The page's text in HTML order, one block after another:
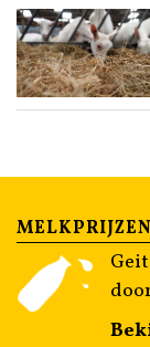
MELKPRIJZEN